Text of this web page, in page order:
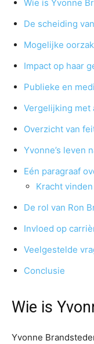
Wie is Yvonne
De scheiding
Mogelijke
Impact op haar
Publieke en
Vergelijking met
Overzicht van
Yvonne’s leven
Eén paragraaf
Kracht
De rol van Ron
Invloed op
Veelgestelde
Conclusie
Wie is
Yvonne